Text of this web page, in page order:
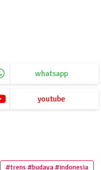
whatsapp
youtube
#trens #budaya #indonesia